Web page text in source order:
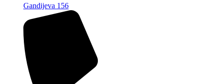
Gandijeva 156